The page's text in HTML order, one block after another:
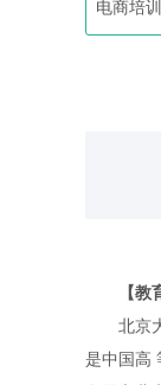
电商培训
【教
北京
是中国高